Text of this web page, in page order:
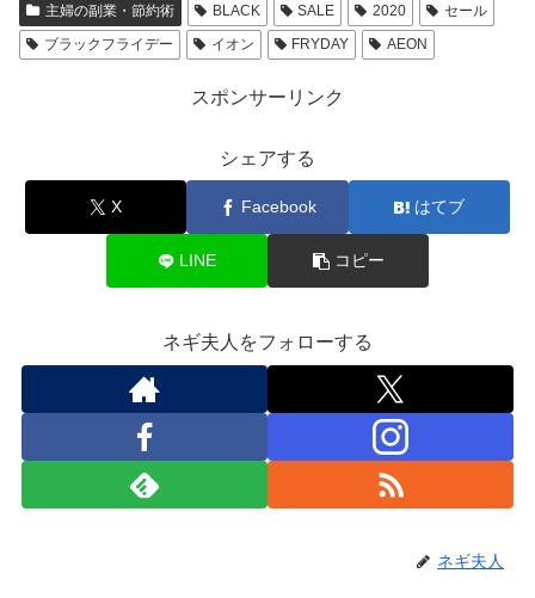
主婦の副業・節約術 BLACK SALE 2020
セール
ブラックフライデー
イオン FRYDAY AEON
スポンサーリンク
シェアする
X Facebook はてブ
LINE コピー
ネギ夫人をフォローする
ネギ夫人